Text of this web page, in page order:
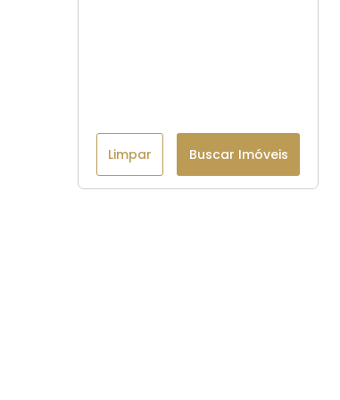
Limpar Buscar Imóveis